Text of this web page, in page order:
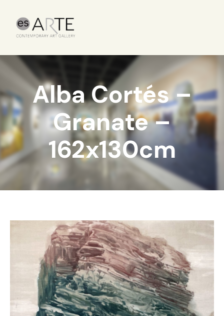
Alba Cortés –
Granate –
162x130cm